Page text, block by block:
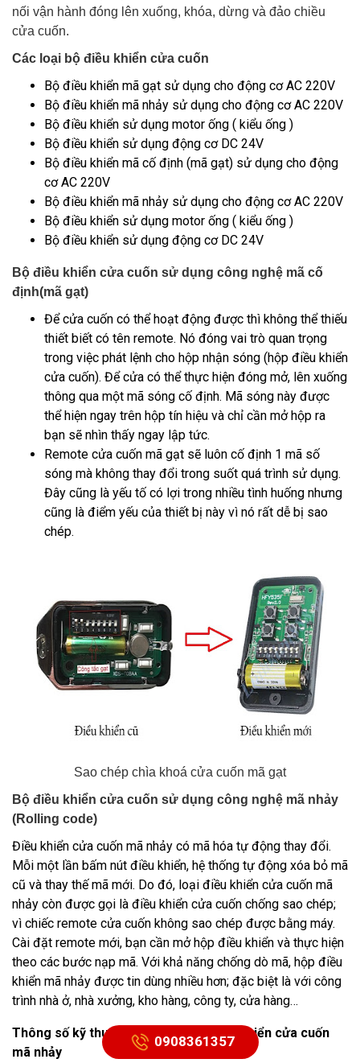
nối vận hành đóng lên xuống, khóa, dừng và đảo chiều
cửa cuốn.
Các loại bộ điều khiển cửa cuốn
Bộ điều khiển mã gạt sử dụng cho động cơ AC 220V
Bộ điều khiển mã nhảy sử dụng cho động cơ AC 220V
Bộ điều khiển sử dụng motor ống ( kiểu ống )
Bộ điều khiển sử dụng động cơ DC 24V
Bộ điều khiển mã cố định (mã gạt) sử dụng cho động
cơ AC 220V
Bộ điều khiển mã nhảy sử dụng cho động cơ AC 220V
Bộ điều khiển sử dụng motor ống ( kiểu ống )
Bộ điều khiển sử dụng động cơ DC 24V
Bộ điều khiển cửa cuốn sử dụng công nghệ mã cố
định(mã gạt)
Để cửa cuốn có thể hoạt động được thì không thể thiếu
thiết biết có tên remote. Nó đóng vai trò quan trọng
trong việc phát lệnh cho hộp nhận sóng (hộp điều khiển
cửa cuốn). Để cửa có thể thực hiện đóng mở, lên xuống
thông qua một mã sóng cố định. Mã sóng này được
thể hiện ngay trên hộp tín hiệu và chỉ cần mở hộp ra
bạn sẽ nhìn thấy ngay lập tức.
Remote cửa cuốn mã gạt sẽ luôn cố định 1 mã số
sóng mà không thay đổi trong suốt quá trình sử dụng.
Đây cũng là yếu tố có lợi trong nhiều tình huống nhưng
cũng là điểm yếu của thiết bị này vì nó rất dễ bị sao
chép.
Sao chép chìa khoá cửa cuốn mã gạt
Bộ điều khiển cửa cuốn sử dụng công nghệ mã nhảy
(Rolling code)
Điều khiển cửa cuốn mã nhảy có mã hóa tự động thay đổi.
Mỗi một lần bấm nút điều khiển, hệ thống tự động xóa bỏ mã
cũ và thay thế mã mới. Do đó, loại điều khiển cửa cuốn mã
nhảy còn được gọi là điều khiển cửa cuốn chống sao chép;
vì chiếc remote cửa cuốn không sao chép được bằng máy.
Cài đặt remote mới, bạn cần mở hộp điều khiển và thực hiện
theo các bước nạp mã. Với khả năng chống dò mã, hộp điều
khiển mã nhảy được tin dùng nhiều hơn; đặc biệt là với công
trình nhà ở, nhà xưởng, kho hàng, công ty, cửa hàng…
Thông số kỹ thuật của chìa Khóa điều khiển cửa cuốn
mã nhảy
0908361357